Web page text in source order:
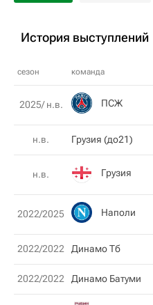
История выступлений
сезон команда
2025/ н.в. ПСЖ
н.в. Грузия (до21)
н.в. Грузия
2022/2025 Наполи
2022/2022 Динамо Тб
2022/2022 Динамо Батуми